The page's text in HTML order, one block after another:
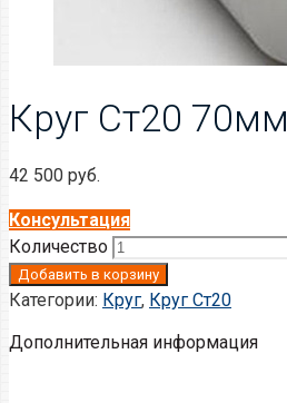
Круг Ст20 70мм
42 500 руб.
Консультация
Количество
Добавить в корзину
Категории: Круг, Круг Ст20
Дополнительная информация